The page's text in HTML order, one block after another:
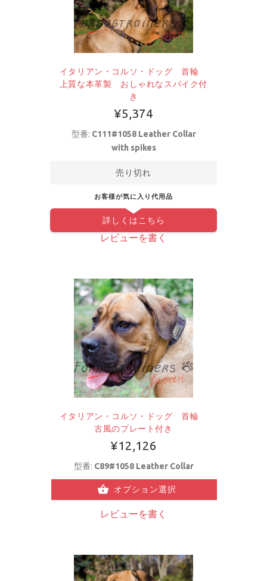
イタリアン・コルソ・ドッグ 首輪
上質な本革製 おしゃれなスパイク付
き
¥5,374
型番: C111#1058 Leather Collar
with spikes
売り切れ
お客様が気に入り代用品
詳しくはこちら
レビューを書く
イタリアン・コルソ・ドッグ 首輪
古風のプレート付き
¥12,126
型番: C89#1058 Leather Collar
オプション選択
レビューを書く